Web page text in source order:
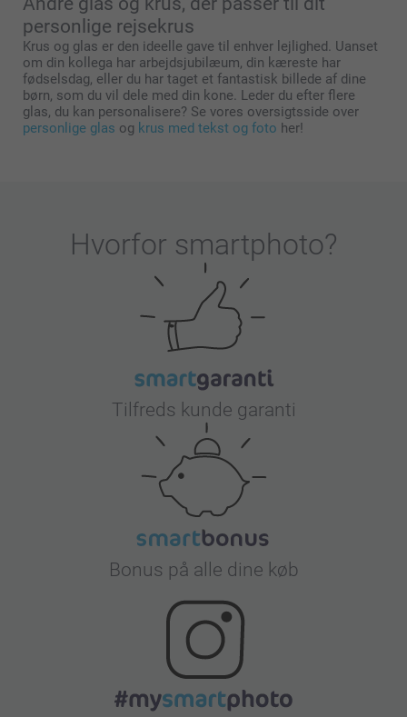
personlige rejsekrus
Krus og glas er den ideelle gave til enhver lejlighed. Uanset
om din kollega har arbejdsjubilæum, din kæreste har
fødselsdag, eller du har taget et fantastisk billede af dine
børn, som du vil dele med din kone. Leder du efter flere
glas, du kan personalisere? Se vores oversigtsside over
personlige glas og krus med tekst og foto her!
Hvorfor smartphoto?
Tilfreds kunde garanti
Bonus på alle dine køb